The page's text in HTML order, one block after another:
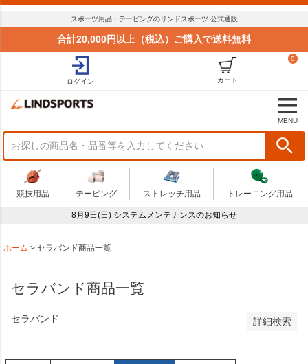
スポーツ用品・テーピングのリンドスポーツ 公式通販
合計20,000円以上（税込）ご購入で送料無料
ログイン
0
カート
MENU
競技用品 テーピング ストレッチ用品 トレーニング用品
8月9日(日) システムメンテナンスのお知らせ
ホーム セラバンド商品一覧
セラバンド商品一覧
セラバンド 詳細検索
標準
新着順
価格が安い順
価格が高い順
セール
まとめてお得
アウトレット
商品番号